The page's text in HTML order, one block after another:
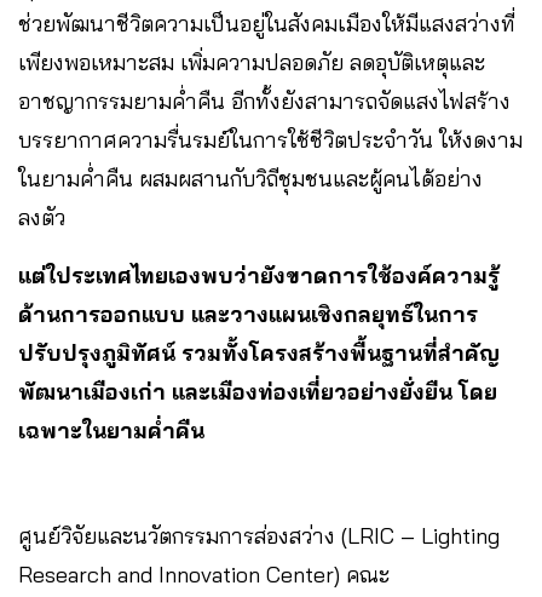
ช่วยพัฒนาชีวิตความเป็นอยู่ในสังคมเมืองให้มีแสงสว่างที่
เพียงพอเหมาะสม เพิ่มความปลอดภัย ลดอุบัติเหตุและ
อาชญากรรมยามค่ำคืน อีกทั้งยังสามารถจัดแสงไฟสร้าง
บรรยากาศความรื่นรมย์ในการใช้ชีวิตประจำวัน ให้งดงาม
ในยามค่ำคืน ผสมผสานกับวิถีชุมชนและผู้คนได้อย่าง
ลงตัว
แต่ใประเทศไทยเองพบว่ายังขาดการใช้องค์ความรู้
ด้านการออกแบบ และวางแผนเชิงกลยุทธ์ในการ
ปรับปรุงภูมิทัศน์ รวมทั้งโครงสร้างพื้นฐานที่สำคัญ
พัฒนาเมืองเก่า และเมืองท่องเที่ยวอย่างยั่งยืน โดย
เฉพาะในยามค่ำคืน
ศูนย์วิจัยและนวัตกรรมการส่องสว่าง (LRIC – Lighting
Research and Innovation Center) คณะ